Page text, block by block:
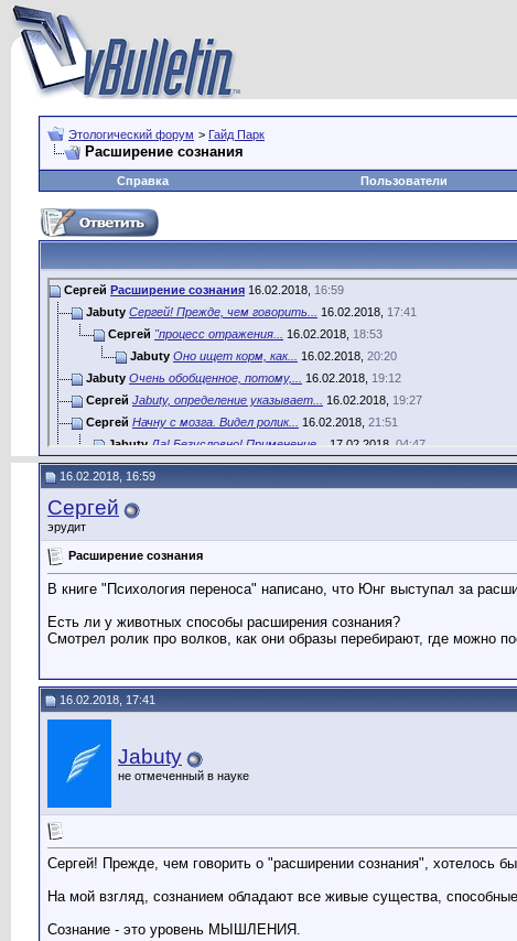
Этологический форум > Гайд Парк
Расширение сознания
Справка
Пользователи
Сергей Расширение сознания 16.02.2018, 16:59
Jabuty Сергей! Прежде, чем говорить... 16.02.2018, 17:41
Сергей "процесс отражения... 16.02.2018, 18:53
Jabuty Оно ищет корм, как... 16.02.2018, 20:20
Jabuty Очень обобщенное, потому,... 16.02.2018, 19:12
Сергей Jabuty, определение указывает... 16.02.2018, 19:27
Сергей Начну с мозга. Видел ролик... 16.02.2018, 21:51
Jabuty Да! Безусловно! Применение... 17.02.2018, 04:47
Сергей Хочется верить, что...17.02.2018,06:44
Сергей "Инстинкты - научения...16.02.2018,22:08
Jabuty
16.02.2018, 16:59
Сергей
эрудит
Расширение сознания
В книге "Психология переноса" написано, что Юнг выступал за
Есть ли у животных способы расширения сознания?
Смотрел ролик про волков, как они образы перебирают, где можно
16.02.2018, 17:41
Jabuty
не отмеченный в науке
Сергей! Прежде, чем говорить о "расширении сознания",
На мой взгляд, сознанием обладают все живые существа,
Сознание - это уровень МЫШЛЕНИЯ.